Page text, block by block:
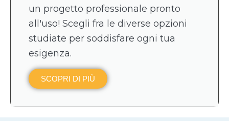
un progetto professionale pronto
all'uso! Scegli fra le diverse opzioni
studiate per soddisfare ogni tua
esigenza.
SCOPRI DI PIÙ